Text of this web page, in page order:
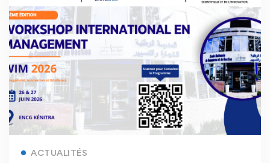
ACTUALITÉS